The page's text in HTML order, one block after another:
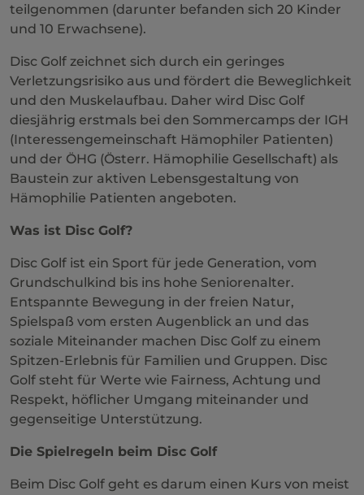
teilgenommen (darunter befanden sich 20 Kinder
und 10 Erwachsene).
Disc Golf zeichnet sich durch ein geringes
Verletzungsrisiko aus und fördert die Beweglichkeit
und den Muskelaufbau. Daher wird Disc Golf
diesjährig erstmals bei den Sommercamps der IGH
(Interessengemeinschaft Hämophiler Patienten)
und der ÖHG (Österr. Hämophilie Gesellschaft) als
Baustein zur aktiven Lebensgestaltung von
Hämophilie Patienten angeboten.
Was ist Disc Golf?
Disc Golf ist ein Sport für jede Generation, vom
Grundschulkind bis ins hohe Seniorenalter.
Entspannte Bewegung in der freien Natur,
Spielspaß vom ersten Augenblick an und das
soziale Miteinander machen Disc Golf zu einem
Spitzen-Erlebnis für Familien und Gruppen. Disc
Golf steht für Werte wie Fairness, Achtung und
Respekt, höflicher Umgang miteinander und
gegenseitige Unterstützung.
Die Spielregeln beim Disc Golf
Beim Disc Golf geht es darum einen Kurs von meist